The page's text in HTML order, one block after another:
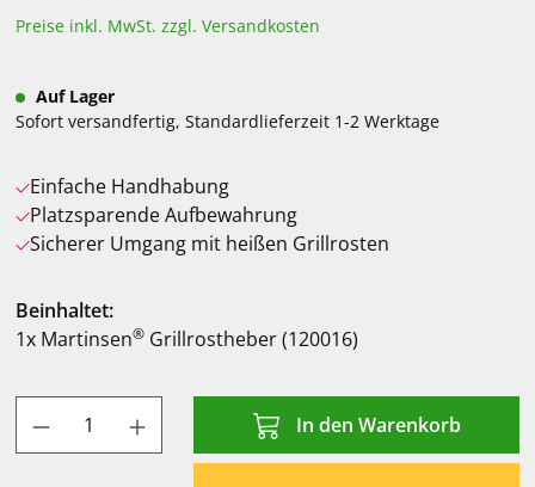
Preise inkl. MwSt. zzgl. Versandkosten
Auf Lager
Sofort versandfertig, Standardlieferzeit 1-2 Werktage
Einfache Handhabung
Platzsparende Aufbewahrung
Sicherer Umgang mit heißen Grillrosten
Beinhaltet:
1x Martinsen® Grillrostheber (120016)
Produkt Anzahl: Gib den gewünschten
In den Warenkorb